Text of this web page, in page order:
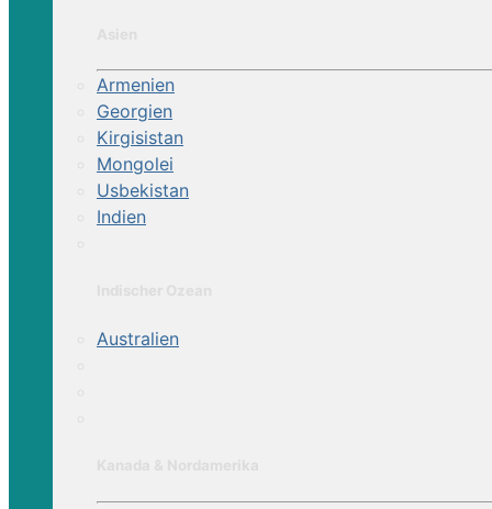
Armenien
Georgien
Kirgisistan
Mongolei
Usbekistan
Indien
Australien
Alentejoküsten-Ritt